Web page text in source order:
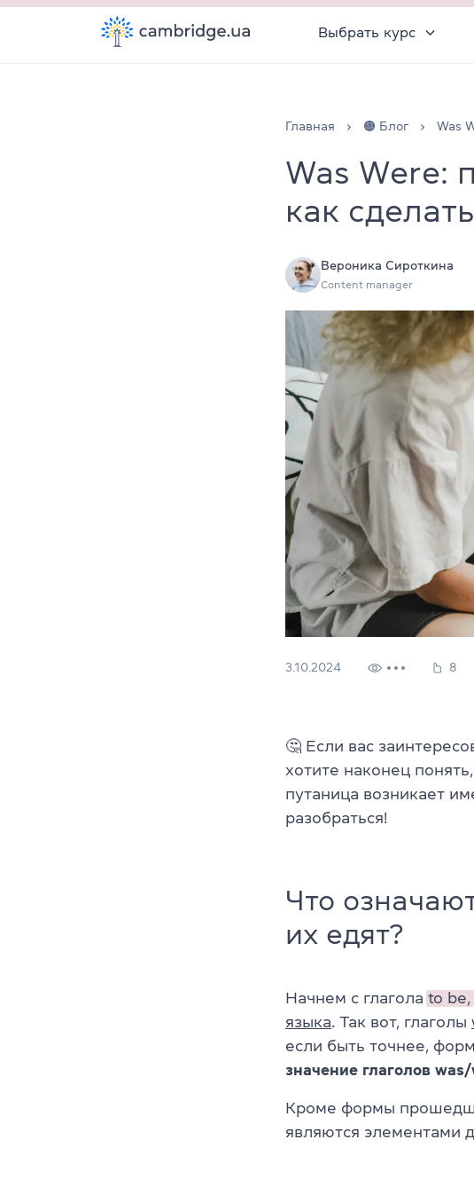
Выбрать курс
Главная 🟠 Блог Was
Was Were:
как
Вероника Сироткина
Content manager
3.10.2024 8
🤔 Если вас
хотите наконец
путаница возникает
разобраться!
Что
их едят?
Начнем с глагола to be,
языка. Так вот, глаголы
если быть точнее,
значение глаголов
Кроме формы
являются элементами